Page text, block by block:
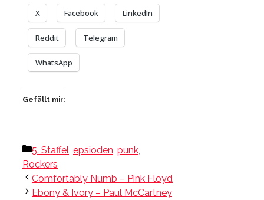
X Facebook LinkedIn
Reddit Telegram
WhatsApp
Gefällt mir:
Kategorien
5. Staffel epsioden punk
Rockers
Comfortably Numb – Pink Floyd
Ebony & Ivory – Paul McCartney